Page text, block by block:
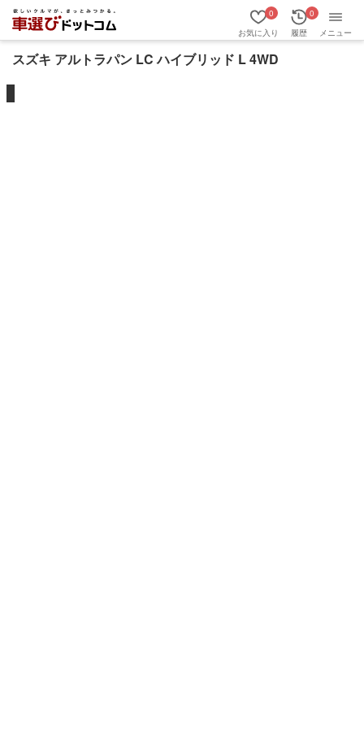
お気に入り
0
履歴
0
メニュー
スズキ アルトラパン LC ハイブリッド L 4WD